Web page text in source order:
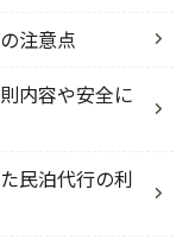
注意点
内容や安全に
民泊代行の利